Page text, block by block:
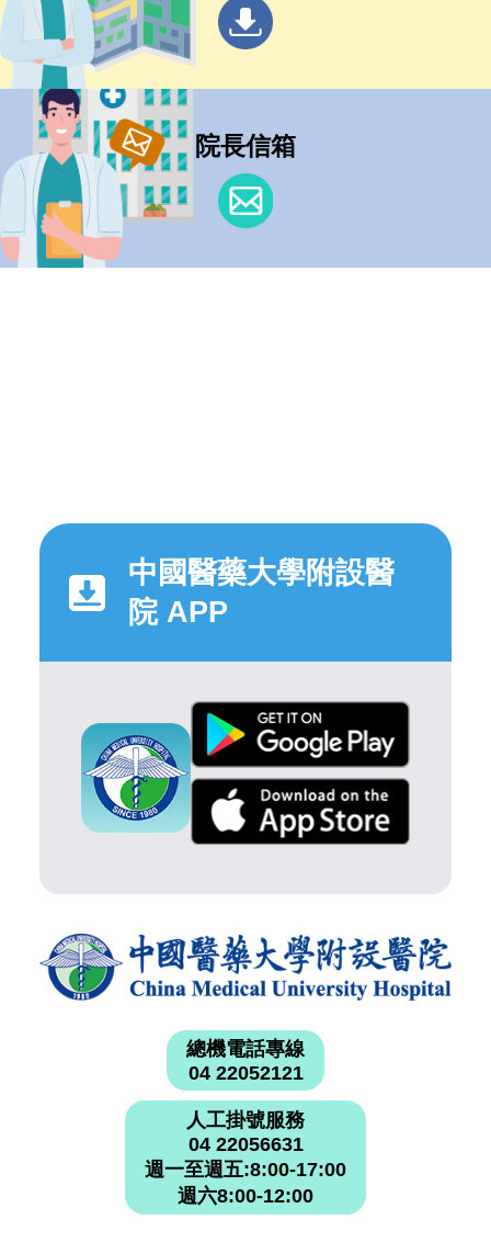
院長信箱
中國醫藥大學附設醫
院 APP
總機電話專線
04 22052121
人工掛號服務
04 22056631
週一至週五:8:00-17:00
週六8:00-12:00